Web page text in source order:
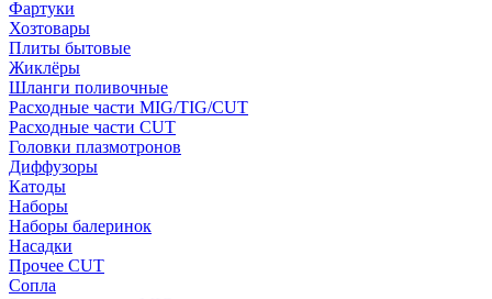
Фартуки
Хозтовары
Плиты бытовые
Жиклёры
Шланги поливочные
Расходные части MIG/TIG/CUT
Расходные части CUT
Головки плазмотронов
Диффузоры
Катоды
Наборы
Наборы балеринок
Насадки
Прочее CUT
Сопла